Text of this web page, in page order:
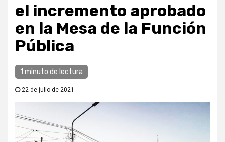
el incremento aprobado
en la Mesa de la Función
Pública
1 minuto de lectura
22 de julio de 2021